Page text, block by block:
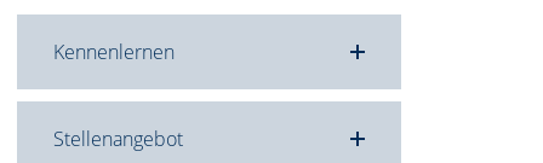
Kennenlernen
Stellenangebot